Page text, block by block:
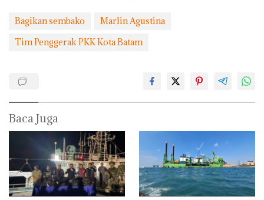
Bagikan sembako
Marlin Agustina
Tim Penggerak PKK Kota Batam
Baca Juga